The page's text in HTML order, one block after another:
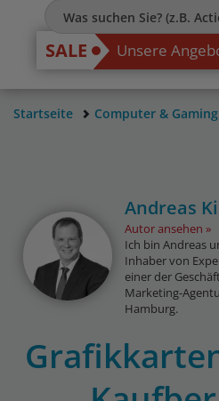
SALE Unsere
Startseite Computer & Gaming
Andreas
Autor ansehen
Ich bin Andreas
Inhaber von
einer der
Marketing-
Hamburg.